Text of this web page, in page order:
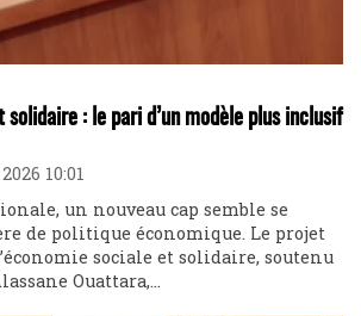
solidaire : le pari d’un modèle plus inclusif
10:01
un nouveau cap semble se
de politique économique. Le projet
sociale et solidaire, soutenu
Ouattara,...